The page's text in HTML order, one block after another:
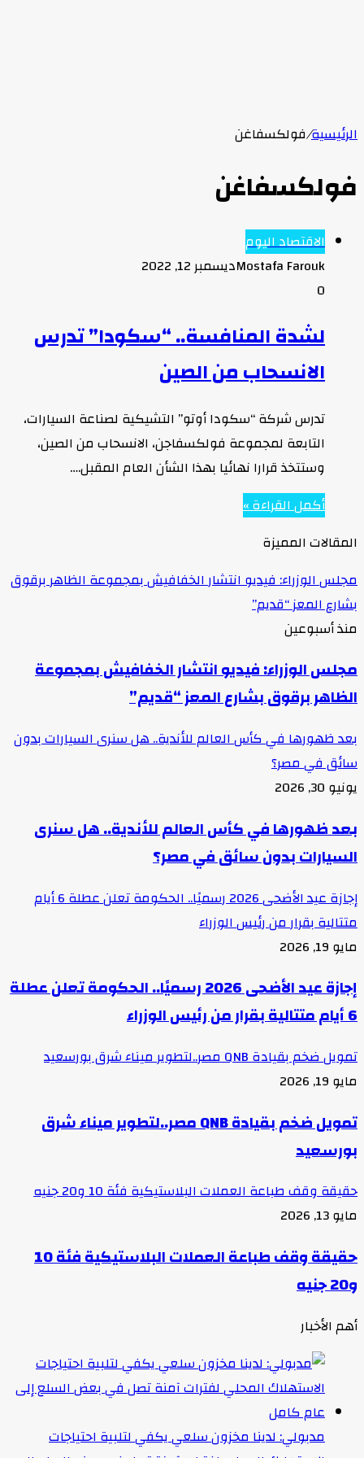
الرئيسية/فولكسفاغن
فولكسفاغن
الاقتصاد اليوم
Mostafa Faroukديسمبر 12, 2022
0
لشدة المنافسة.. “سكودا” تدرس
الانسحاب من الصين
تدرس شركة “سكودا أوتو” التشيكية لصناعة السيارات،
التابعة لمجموعة فولكسفاجن، الانسحاب من الصين،
وستتخذ قرارا نهائيا بهذا الشأن العام المقبل.…
أكمل القراءة »
المقالات المميزة
مجلس الوزراء: فيديو انتشار الخفافيش بمجموعة الظاهر برقوق
بشارع المعز “قديم”
منذ أسبوعين
مجلس الوزراء: فيديو انتشار الخفافيش بمجموعة
الظاهر برقوق بشارع المعز “قديم”
بعد ظهورها في كأس العالم للأندية.. هل سنرى السيارات بدون
سائق في مصر؟
يونيو 30, 2026
بعد ظهورها في كأس العالم للأندية.. هل سنرى
السيارات بدون سائق في مصر؟
إجازة عيد الأضحى 2026 رسميًا.. الحكومة تعلن عطلة 6 أيام
متتالية بقرار من رئيس الوزراء
مايو 19, 2026
إجازة عيد الأضحى 2026 رسميًا.. الحكومة تعلن عطلة
6 أيام متتالية بقرار من رئيس الوزراء
تمويل ضخم بقيادة QNB مصر..لتطوير ميناء شرق بورسعيد
مايو 19, 2026
تمويل ضخم بقيادة QNB مصر..لتطوير ميناء شرق
بورسعيد
حقيقة وقف طباعة العملات البلاستيكية فئة 10 و20 جنيه
مايو 13, 2026
حقيقة وقف طباعة العملات البلاستيكية فئة 10
و20 جنيه
أهم الأخبار
مدبولي: لدينا مخزون سلعي يكفي لتلبية احتياجات